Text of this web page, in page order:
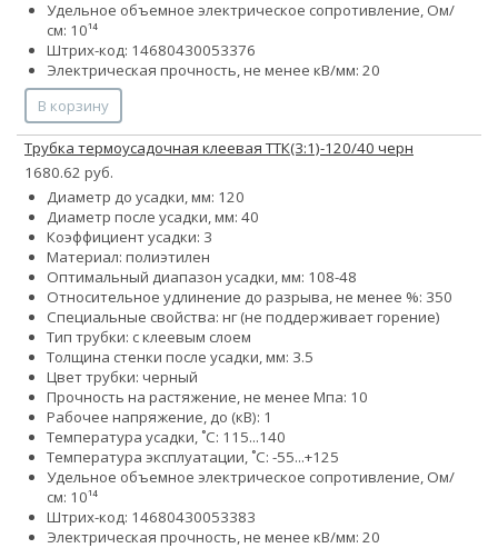
Удельное объемное электрическое сопротивление, Ом/
см: 10¹⁴
Штрих-код: 14680430053376
Электрическая прочность, не менее кВ/мм: 20
В корзину
Трубка термоусадочная клеевая ТТК(3:1)-120/40 черн
1680.62 руб.
Диаметр до усадки, мм: 120
Диаметр после усадки, мм: 40
Коэффициент усадки: 3
Материал: полиэтилен
Оптимальный диапазон усадки, мм: 108-48
Относительное удлинение до разрыва, не менее %: 350
Специальные свойства: нг (не поддерживает горение)
Тип трубки: с клеевым слоем
Толщина стенки после усадки, мм: 3.5
Цвет трубки: черный
Прочность на растяжение, не менее Мпа: 10
Рабочее напряжение, до (кВ): 1
Температура усадки, ˚С: 115...140
Температура эксплуатации, ˚С: -55...+125
Удельное объемное электрическое сопротивление, Ом/
см: 10¹⁴
Штрих-код: 14680430053383
Электрическая прочность, не менее кВ/мм: 20